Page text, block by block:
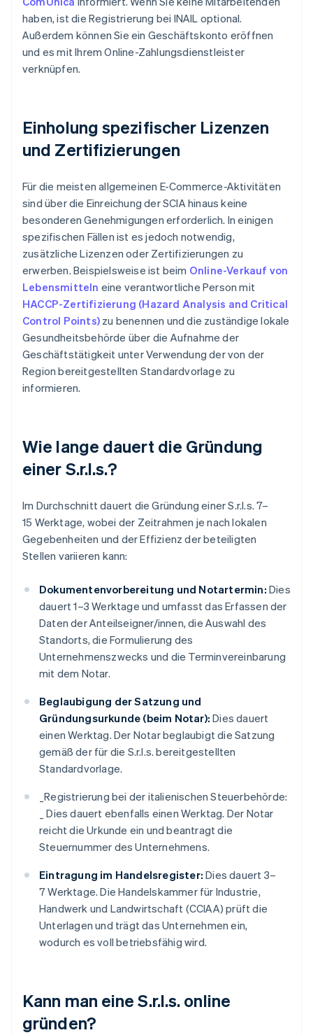
haben, ist die Registrierung bei INAIL optional.
Außerdem können Sie ein Geschäftskonto eröffnen
und es mit Ihrem Online-Zahlungsdienstleister
verknüpfen.
Einholung spezifischer Lizenzen
und Zertifizierungen
Für die meisten allgemeinen E-Commerce-Aktivitäten
sind über die Einreichung der SCIA hinaus keine
besonderen Genehmigungen erforderlich. In einigen
spezifischen Fällen ist es jedoch notwendig,
zusätzliche Lizenzen oder Zertifizierungen zu
erwerben. Beispielsweise ist beim Online-Verkauf von
Lebensmitteln eine verantwortliche Person mit
HACCP-Zertifizierung (Hazard Analysis and Critical
Control Points) zu benennen und die zuständige lokale
Gesundheitsbehörde über die Aufnahme der
Geschäftstätigkeit unter Verwendung der von der
Region bereitgestellten Standardvorlage zu
informieren.
Wie lange dauert die Gründung
einer S.r.l.s.?
Im Durchschnitt dauert die Gründung einer S.r.l.s. 7–
15 Werktage, wobei der Zeitrahmen je nach lokalen
Gegebenheiten und der Effizienz der beteiligten
Stellen variieren kann:
Dokumentenvorbereitung und Notartermin: Dies
dauert 1–3 Werktage und umfasst das Erfassen der
Daten der Anteilseigner/innen, die Auswahl des
Standorts, die Formulierung des
Unternehmenszwecks und die Terminvereinbarung
mit dem Notar.
Beglaubigung der Satzung und
Gründungsurkunde (beim Notar): Dies dauert
einen Werktag. Der Notar beglaubigt die Satzung
gemäß der für die S.r.l.s. bereitgestellten
Standardvorlage.
_Registrierung bei der italienischen Steuerbehörde:
Dies dauert ebenfalls einen Werktag. Der Notar
reicht die Urkunde ein und beantragt die
Steuernummer des Unternehmens.
Eintragung im Handelsregister: Dies dauert 3–
7 Werktage. Die Handelskammer für Industrie,
Handwerk und Landwirtschaft (CCIAA) prüft die
Unterlagen und trägt das Unternehmen ein,
wodurch es voll betriebsfähig wird.
Kann man eine S.r.l.s. online
gründen?